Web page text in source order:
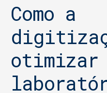
Como a
otimizar